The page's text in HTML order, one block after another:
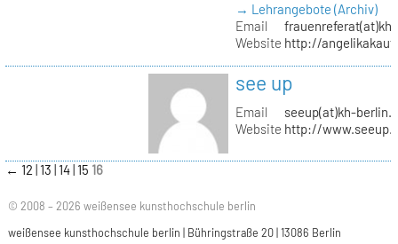
→ Lehrangebote (Archiv)
Email
Website http://
see up
Email
seeup(at)kh-
Website http://
← 12 13 14 15 16
© 2008 – 2026 weißensee kunsthochschule berlin
weißensee kunsthochschule berlin | Bühringstraße 20 | 13086 Berlin